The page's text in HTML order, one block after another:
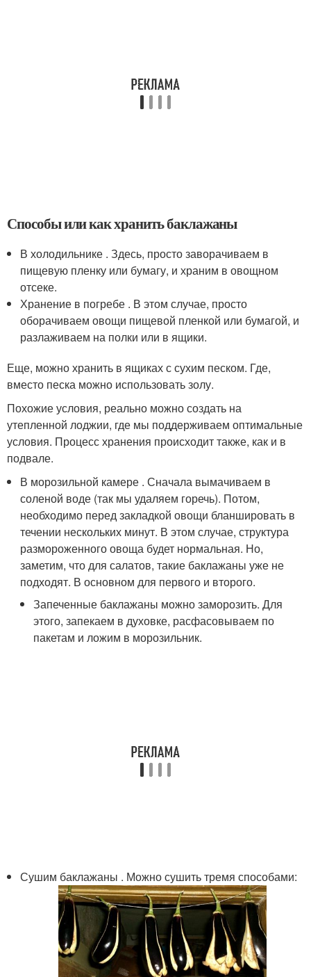
Способы или как хранить баклажаны
В холодильнике . Здесь, просто заворачиваем в
пищевую пленку или бумагу, и храним в овощном
отсеке.
Хранение в погребе . В этом случае, просто
оборачиваем овощи пищевой пленкой или бумагой, и
разлаживаем на полки или в ящики.
Еще, можно хранить в ящиках с сухим песком. Где,
вместо песка можно использовать золу.
Похожие условия, реально можно создать на
утепленной лоджии, где мы поддерживаем оптимальные
условия. Процесс хранения происходит также, как и в
подвале.
В морозильной камере . Сначала вымачиваем в
соленой воде (так мы удаляем горечь). Потом,
необходимо перед закладкой овощи бланшировать в
течении нескольких минут. В этом случае, структура
размороженного овоща будет нормальная. Но,
заметим, что для салатов, такие баклажаны уже не
подходят. В основном для первого и второго.
Запеченные баклажаны можно заморозить. Для
этого, запекаем в духовке, расфасовываем по
пакетам и ложим в морозильник.
Сушим баклажаны . Можно сушить тремя способами: